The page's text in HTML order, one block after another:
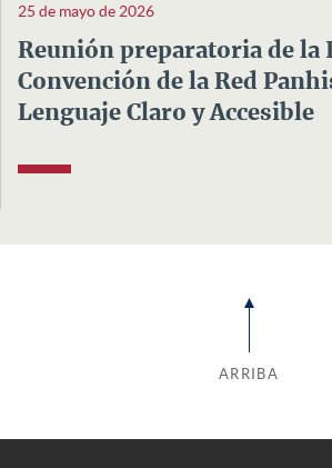
25 de mayo de 2026
Reunión preparatoria de la
Convención de la Red
Lenguaje Claro y Accesible
ARRIBA